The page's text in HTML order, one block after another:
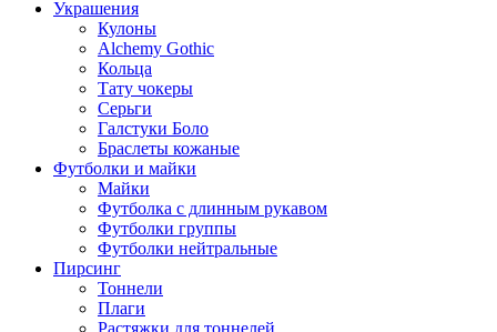
Украшения
Кулоны
Alchemy Gothic
Кольца
Тату чокеры
Серьги
Галстуки Боло
Браслеты кожаные
Футболки и майки
Майки
Футболка с длинным рукавом
Футболки группы
Футболки нейтральные
Пирсинг
Тоннели
Плаги
Растяжки для тоннелей